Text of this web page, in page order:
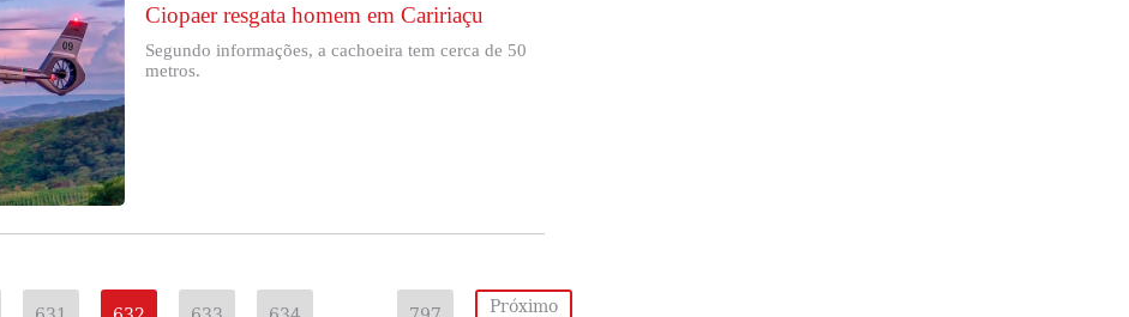
Ciopaer resgata homem em Caririaçu
Segundo informações, a cachoeira tem cerca de 50
metros.
Próximo